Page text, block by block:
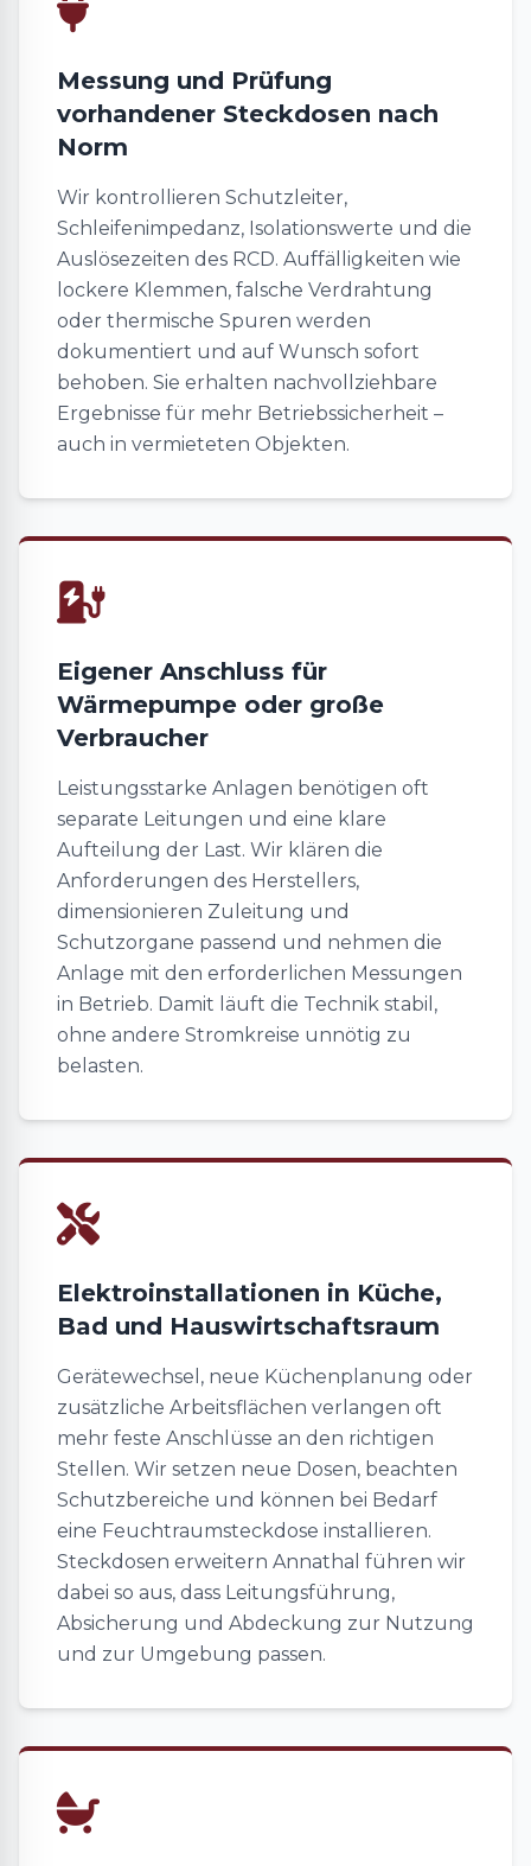
Messung und Prüfung
vorhandener Steckdosen nach
Norm
Wir kontrollieren Schutzleiter,
Schleifenimpedanz, Isolationswerte und die
Auslösezeiten des RCD. Auffälligkeiten wie
lockere Klemmen, falsche Verdrahtung
oder thermische Spuren werden
dokumentiert und auf Wunsch sofort
behoben. Sie erhalten nachvollziehbare
Ergebnisse für mehr Betriebssicherheit –
auch in vermieteten Objekten.
Eigener Anschluss für
Wärmepumpe oder große
Verbraucher
Leistungsstarke Anlagen benötigen oft
separate Leitungen und eine klare
Aufteilung der Last. Wir klären die
Anforderungen des Herstellers,
dimensionieren Zuleitung und
Schutzorgane passend und nehmen die
Anlage mit den erforderlichen Messungen
in Betrieb. Damit läuft die Technik stabil,
ohne andere Stromkreise unnötig zu
belasten.
Elektroinstallationen in Küche,
Bad und Hauswirtschaftsraum
Gerätewechsel, neue Küchenplanung oder
zusätzliche Arbeitsflächen verlangen oft
mehr feste Anschlüsse an den richtigen
Stellen. Wir setzen neue Dosen, beachten
Schutzbereiche und können bei Bedarf
eine Feuchtraumsteckdose installieren.
Steckdosen erweitern Annathal führen wir
dabei so aus, dass Leitungsführung,
Absicherung und Abdeckung zur Nutzung
und zur Umgebung passen.